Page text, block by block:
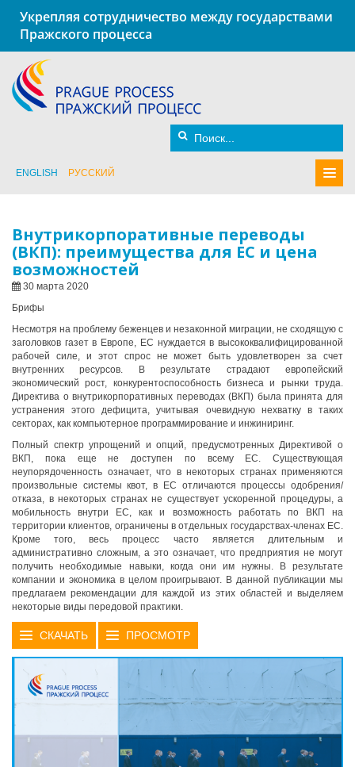
Укрепляя сотрудничество между государствами
Пражского процесса
ENGLISH РУССКИЙ
Внутрикорпоративные переводы
(ВКП): преимущества для ЕС и цена
возможностей
30 марта 2020
Брифы
Несмотря на проблему беженцев и незаконной миграции, не сходящую с
заголовков газет в Европе, ЕС нуждается в высококвалифицированной
рабочей силе, и этот спрос не может быть удовлетворен за счет
внутренних ресурсов. В результате страдают европейский
экономический рост, конкурентоспособность бизнеса и рынки труда.
Директива о внутрикорпоративных переводах (ВКП) была принята для
устранения этого дефицита, учитывая очевидную нехватку в таких
секторах, как компьютерное программирование и инжиниринг.
Полный спектр упрощений и опций, предусмотренных Директивой о
ВКП, пока еще не доступен по всему ЕС. Существующая
неупорядоченность означает, что в некоторых странах применяются
произвольные системы квот, в ЕС отличаются процессы одобрения/
отказа, в некоторых странах не существует ускоренной процедуры, а
мобильность внутри ЕС, как и возможность работать по ВКП на
территории клиентов, ограничены в отдельных государствах-членах ЕС.
Кроме того, весь процесс часто является длительным и
административно сложным, а это означает, что предприятия не могут
получить необходимые навыки, когда они им нужны. В результате
компании и экономика в целом проигрывают. В данной публикации мы
предлагаем рекомендации для каждой из этих областей и выделяем
некоторые виды передовой практики.
СКАЧАТЬ ПРОСМОТР